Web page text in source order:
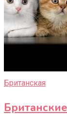
Британская